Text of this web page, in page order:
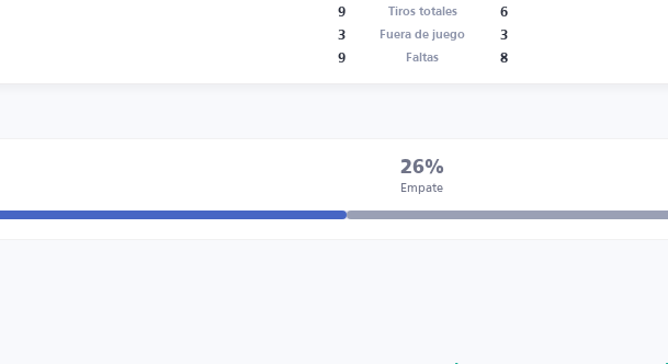
9 Tiros totales
6
3
Fuera de juego
3
9
Faltas 8
26%
Empate